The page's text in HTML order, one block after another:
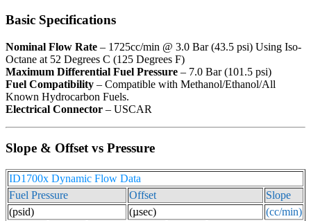
Basic Specifications
Nominal Flow Rate – 1725cc/min @ 3.0 Bar (43.5 psi) Using Iso-
Octane at 52 Degrees C (125 Degrees F)
Maximum Differential Fuel Pressure – 7.0 Bar (101.5 psi)
Fuel Compatibility – Compatible with Methanol/Ethanol/All
Known Hydrocarbon Fuels.
Electrical Connector – USCAR
Slope & Offset vs Pressure
ID1700x Dynamic Flow Data
Fuel Pressure
Offset
Slope
(psid)
(µsec)
(cc/min)